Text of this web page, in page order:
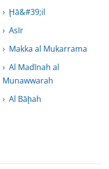
Ḩā&#39;il
Asīr
Makka al Mukarrama
Al Madīnah al
Munawwarah
Al Bāḩah